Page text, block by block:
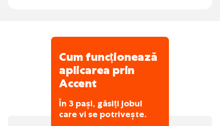
Cum funcționează
aplicarea prin
Accent
În 3 pași, găsiți jobul
care vi se potrivește.